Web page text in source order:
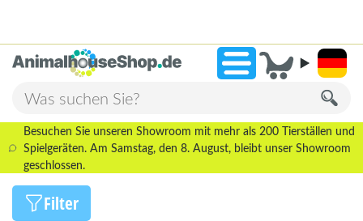
»2.238 Bewertungen!
Besuchen Sie unseren Showroom mit mehr als 200 Tierställen und
Spielgeräten. Am Samstag, den 8. August, bleibt unser Showroom
geschlossen.
Filter